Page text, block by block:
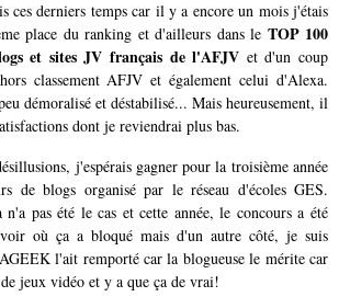
ces derniers temps car il y a encore un mois j'étais
place du ranking et d'ailleurs dans le TOP 100
et sites JV français de l'AFJV et d'un coup
classement AFJV et également celui d'Alexa.
démoralisé et déstabilisé... Mais heureusement, il
dont je reviendrai plus bas.
j'espérais gagner pour la troisième année
de blogs organisé par le réseau d'écoles GES.
n'a pas été le cas et cette année, le concours a été
où ça a bloqué mais d'un autre côté, je suis
l'ait remporté car la blogueuse le mérite car
jeux vidéo et y a que ça de vrai!